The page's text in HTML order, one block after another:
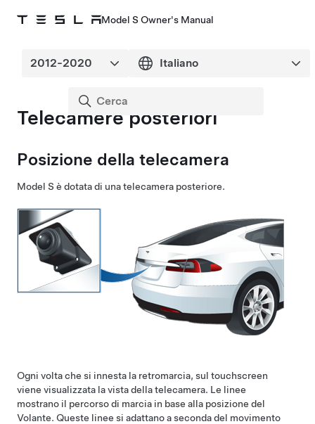
Model S Owner's Manual
Telecamere posteriori
Posizione della telecamera
Model S è dotata di una telecamera posteriore.
Ogni volta che si innesta la retromarcia, sul touchscreen
viene visualizzata la vista della telecamera. Le linee
mostrano il percorso di marcia in base alla posizione del
Volante. Queste linee si adattano a seconda del movimento